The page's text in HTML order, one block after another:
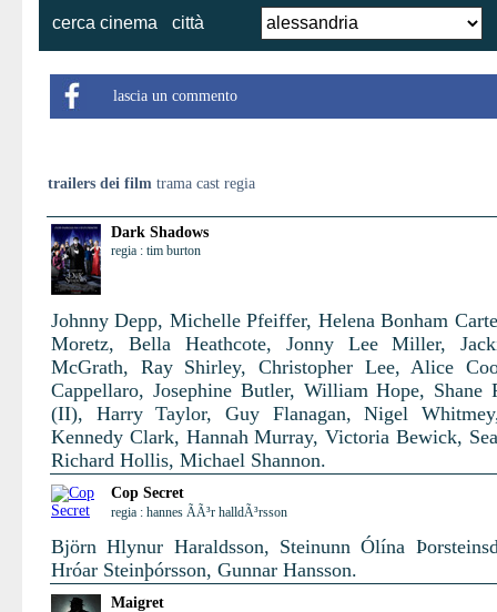
cerca cinema città
lascia un commento
trailers dei film trama cast regia
Dark Shadows
regia : tim burton
Johnny Depp, Michelle Pfeiffer, Helena Bonham
Moretz, Bella Heathcote, Jonny Lee Miller,
McGrath, Ray Shirley, Christopher Lee, Alice
Cappellaro, Josephine Butler, William Hope, Shane
(II), Harry Taylor, Guy Flanagan, Nigel
Kennedy Clark, Hannah Murray, Victoria Bewick,
Richard Hollis, Michael Shannon.
Cop Secret
regia : hannes ÃÃ³r halldÃ³rsson
Björn Hlynur Haraldsson, Steinunn Ólína
Hróar Steinþórsson, Gunnar Hansson.
Maigret